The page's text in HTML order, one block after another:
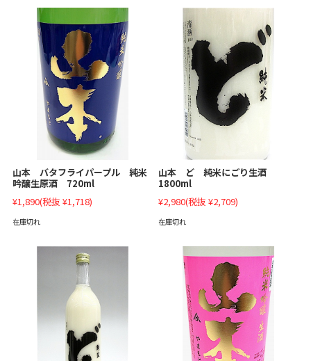
山本 バタフライパープル 純米
吟醸生原酒 720ml
¥1,890(税抜 ¥1,718)
在庫切れ
山本 ど 純米にごり生酒
1800ml
¥2,980(税抜 ¥2,709)
在庫切れ